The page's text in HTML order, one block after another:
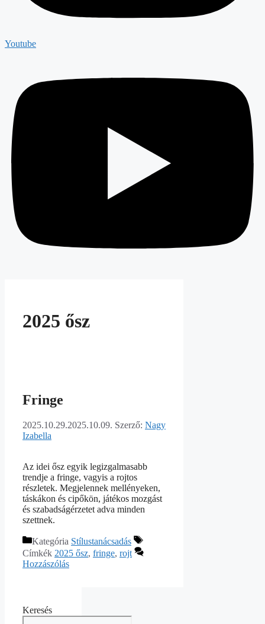
Youtube
2025 ősz
Fringe
2025.10.29.2025.10.09. Szerző: Nagy
Izabella
Az idei ősz egyik legizgalmasabb
trendje a fringe, vagyis a rojtos
részletek. Megjelennek mellényeken,
táskákon és cipőkön, játékos mozgást
és szabadságérzetet adva minden
szettnek.
Kategória Stílustanácsadás
Címkék 2025 ősz, fringe, rojt
Hozzászólás
Keresés